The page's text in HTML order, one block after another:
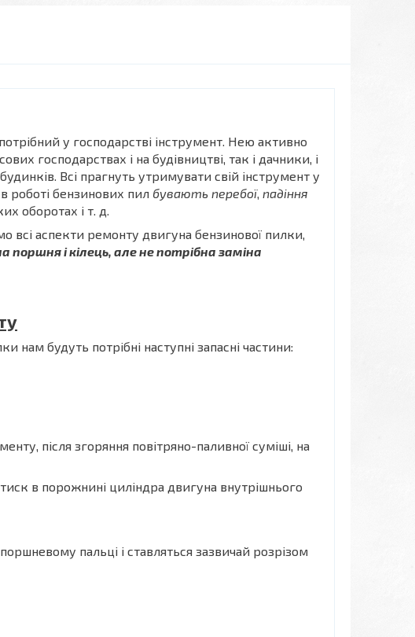
у господарстві інструмент. Нею активно
господарствах і на будівництві, так і дачники, і
Всі прагнуть утримувати свій інструмент у
в роботі бензинових пил бувають перебої, падіння
оборотах і т. д.
всі аспекти ремонту двигуна бензинової пилки,
поршня і кілець, але не потрібна заміна
будуть потрібні наступні запасні частини:
після згоряння повітряно-паливної суміші, на
в порожнині циліндра двигуна внутрішнього
пальці і ставляться зазвичай розрізом